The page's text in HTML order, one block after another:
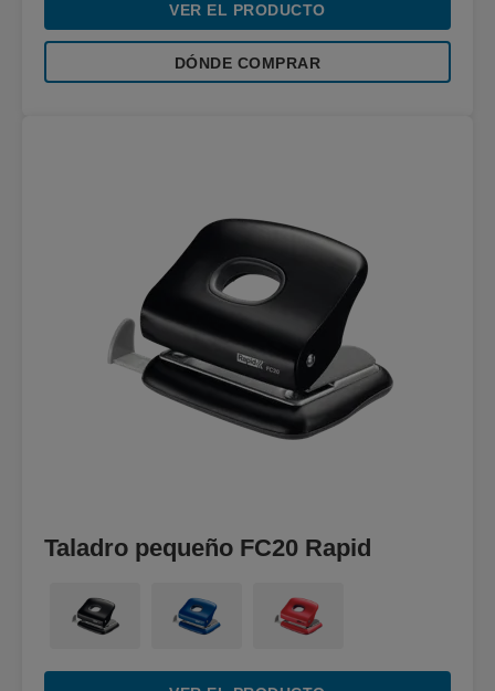
VER EL PRODUCTO
DÓNDE COMPRAR
Taladro pequeño FC20 Rapid